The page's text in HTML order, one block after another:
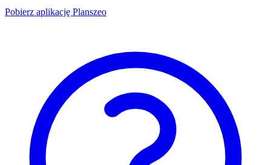
Pobierz aplikację Planszeo